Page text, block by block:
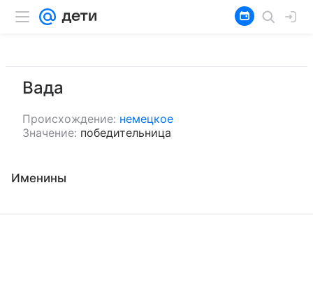
Вада
Происхождение: немецкое
Значение: победительница
Именины